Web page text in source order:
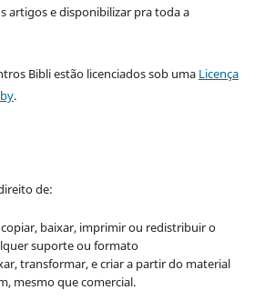
artigos e disponibilizar pra toda a
Bibli estão licenciados sob uma Licença
.
de:
baixar, imprimir ou redistribuir o
suporte ou formato
transformar, e criar a partir do material
mesmo que comercial.